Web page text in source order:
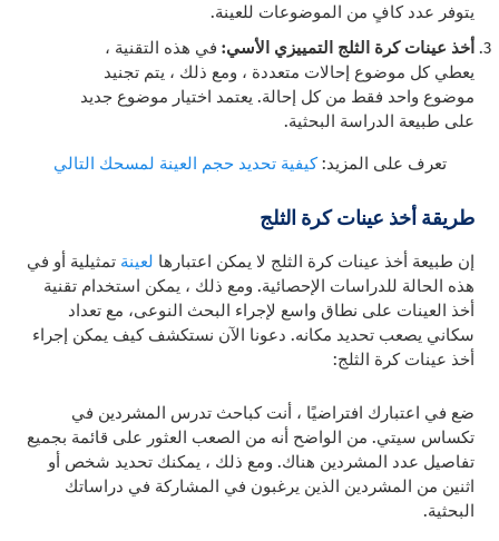
يتوفر عدد كافٍ من الموضوعات للعينة.
أخذ عينات كرة الثلج التمييزي الأسي: في هذه التقنية ،
يعطي كل موضوع إحالات متعددة ، ومع ذلك ، يتم تجنيد
موضوع واحد فقط من كل إحالة. يعتمد اختيار موضوع جديد
على طبيعة الدراسة البحثية.
تعرف على المزيد: كيفية تحديد حجم العينة لمسحك التالي
طريقة أخذ عينات كرة الثلج
إن طبيعة أخذ عينات كرة الثلج لا يمكن اعتبارها لعينة تمثيلية أو في
هذه الحالة للدراسات الإحصائية. ومع ذلك ، يمكن استخدام تقنية
أخذ العينات على نطاق واسع لإجراء البحث النوعى، مع تعداد
سكاني يصعب تحديد مكانه. دعونا الآن نستكشف كيف يمكن إجراء
أخذ عينات كرة الثلج:
ضع في اعتبارك افتراضيًا ، أنت كباحث تدرس المشردين في
تكساس سيتي. من الواضح أنه من الصعب العثور على قائمة بجميع
تفاصيل عدد المشردين هناك. ومع ذلك ، يمكنك تحديد شخص أو
اثنين من المشردين الذين يرغبون في المشاركة في دراساتك
البحثية.